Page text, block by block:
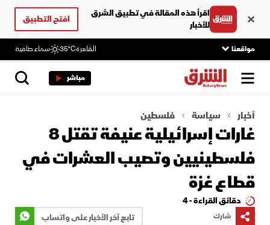
اقرأ هذه المقالة في تطبيق الشرق
للأخبار
افتح التطبيق
مواقعنا القاهرة35°C سماء صافية
مباشر
أخبار سياسة فلسطين
غارات إسرائيلية عنيفة تقتل 8
فلسطينيين وتصيب العشرات في
قطاع غزة
دقائق القراءة - 4
شارك
تابع آخر الأخبار على واتساب